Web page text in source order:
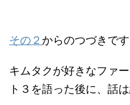
その２ からのつづきです
キムタクが好きなファ
ト３を語った後に、話は